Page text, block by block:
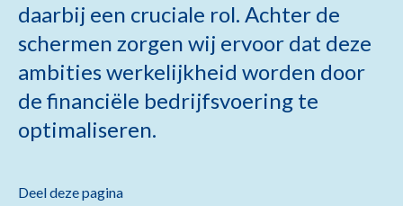
daarbij een cruciale rol. Achter de
schermen zorgen wij ervoor dat deze
ambities werkelijkheid worden door
de financiële bedrijfsvoering te
optimaliseren.
Deel deze pagina